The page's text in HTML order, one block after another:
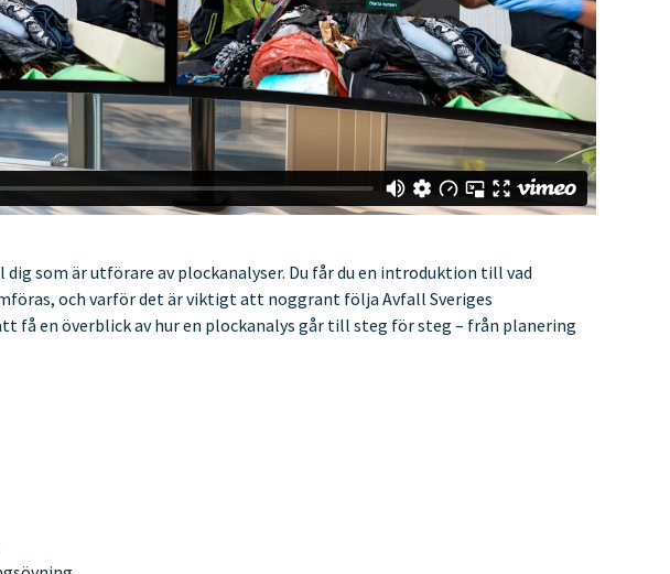
som är utförare av plockanalyser. Du får du en introduktion till vad
och varför det är viktigt att noggrant följa Avfall Sveriges
få en överblick av hur en plockanalys går till steg för steg – från planering